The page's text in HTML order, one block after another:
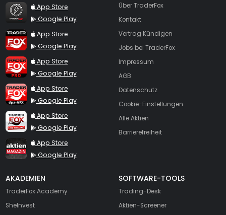
TraderFox Flash
App Store
Google Play
TraderFox App
App Store
Google Play
TraderFox Pro
App Store
Google Play
TraderFox dpa-AFX ProFeed
App Store
Google Play
TraderFox Live Trading
App Store
Google Play
TraderFox aktien Magazin
App Store
Google Play
Über TraderFox
Kontakt
Vertrag Kündigen
Jobs bei TraderFox
Impressum
AGB
Datenschutz
Cookie-Einstellungen
Alle Aktien
Barrierefreiheit
AKADEMIEN
TraderFox Academy
SheInvest
SOFTWARE-TOOLS
Trading-Desk
Aktien-Screener